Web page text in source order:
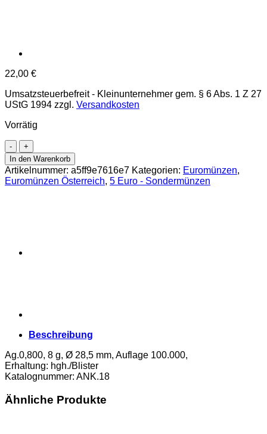
22,00 €
Umsatzsteuerbefreit - Kleinunternehmer gem. § 6 Abs. 1 Z 27
UStG 1994 zzgl. Versandkosten
Vorrätig
5
Euro
2010,
**75
Jahre
Menge
In den Warenkorb
Artikelnummer: a5ff9e7616e7 Kategorien: Euromünzen,
Euromünzen Österreich, 5 Euro - Sondermünzen
Beschreibung
Ag.0,800, 8 g, Ø 28,5 mm, Auflage 100.000,
Erhaltung: hgh./Blister
Katalognummer: ANK.18
Ähnliche Produkte